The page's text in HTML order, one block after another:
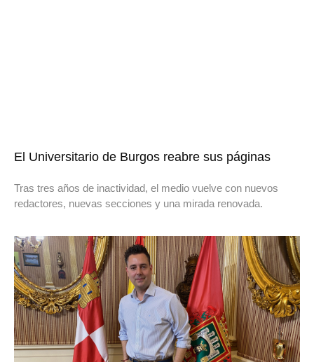
El Universitario de Burgos reabre sus páginas
Tras tres años de inactividad, el medio vuelve con nuevos
redactores, nuevas secciones y una mirada renovada.